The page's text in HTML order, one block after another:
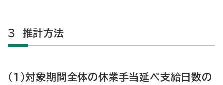
3 推計方法
（1）対象期間全体の休業手当延べ支給日数の